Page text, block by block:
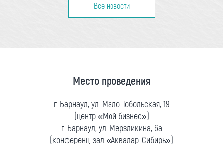
Все новости
Место проведения
г. Барнаул, ул. Мало-Тобольская, 19
(центр «Мой бизнес»)
г. Барнаул, ул. Мерзликина, 6а
(конференц-зал «Аквалар-Сибирь»)